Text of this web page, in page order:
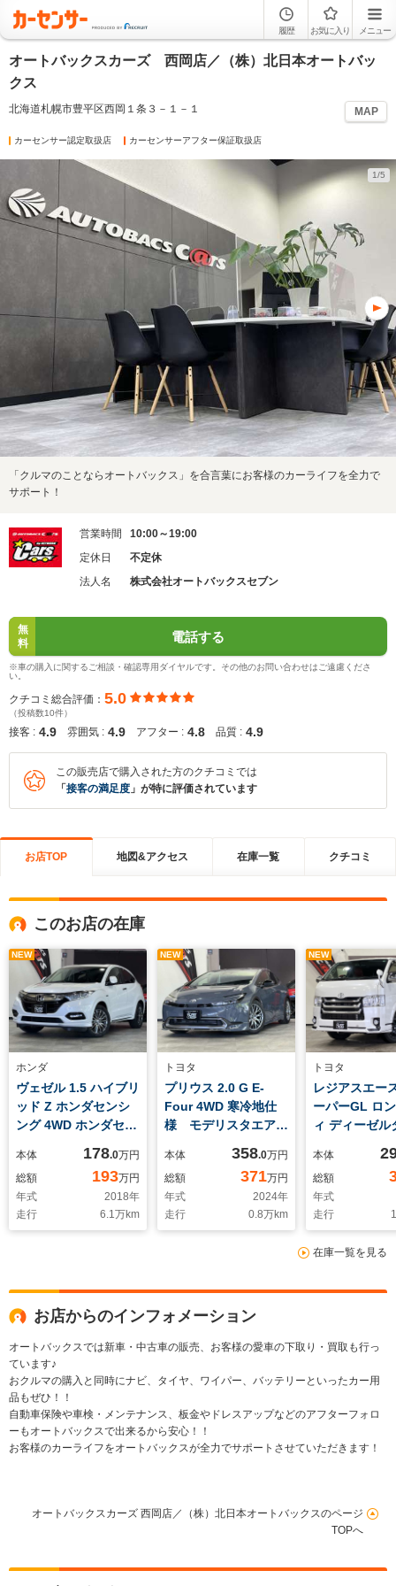
履歴 お気に入り メニュー
オートバックスカーズ 西岡店／（株）北日本オートバッ
クス
北海道札幌市豊平区西岡１条３－１－１ MAP
カーセンサー認定取扱店 カーセンサーアフター保証取扱店
1/5
「クルマのことならオートバックス」を合言葉にお客様のカーライフを全力で
サポート！
営業時間
10:00～19:00
定休日
不定休
法人名
株式会社オートバックスセブン
無
料
電話する
※車の購入に関するご相談・確認専用ダイヤルです。その他のお問い合わせはご遠慮くださ
い。
クチコミ総合評価： 5.0
（投稿数10件）
接客 : 4.9 雰囲気 : 4.9 アフター : 4.8 品質 : 4.9
この販売店で購入された方のクチコミでは
「 接客の満足度 」が特に評価されています
お店TOP 地図&アクセス 在庫一覧 クチコミ
このお店の在庫
NEW
ホンダ
ヴェゼル 1.5 ハイブリ
ッド Z ホンダセンシ
ング 4WD ホンダセン
ックカメラ 寒冷地仕
様 アダプティブクル
ーズコントロール
LEDヘッド ハーフレ
ザーシート 前席シー
Bluetooth フルセグ
TV スマートキー
本体 178.0万円
総額
193万円
年式
2018年
走行
6.1万km
NEW
トヨタ
プリウス 2.0 G E-
Four 4WD 寒冷地仕
様 モデリスタエア
センス 純正8型ディ
スプレイオーディ
オ レーダークルー
ズ RAYS製18インチ
アルミホイール
本体 358.0万円
総額
371万円
年式
2024年
走行
0.8万km
NEW
トヨタ
レジアスエー
ーパーGL ロ
ィ ディーゼル
社外MKW製
AW 前後席
レッドシート
本体
総額
年式
走行
在庫一覧を見る
お店からのインフォメーション
オートバックスでは新車・中古車の販売、お客様の愛車の下取り・買取も行っ
ています♪
おクルマの購入と同時にナビ、タイヤ、ワイパー、バッテリーといったカー用
品もぜひ！！
自動車保険や車検・メンテナンス、板金やドレスアップなどのアフターフォロ
ーもオートバックスで出来るから安心！！
お客様のカーライフをオートバックスが全力でサポートさせていただきます！
オートバックスカーズ 西岡店／（株）北日本オートバックスのページ
TOPへ